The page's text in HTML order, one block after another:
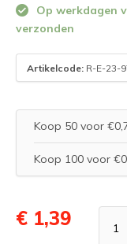
Op werkdagen
verzonden
Artikelcode: R-E-23-
Koop 50 voor
Koop 100 voor
€ 1,39